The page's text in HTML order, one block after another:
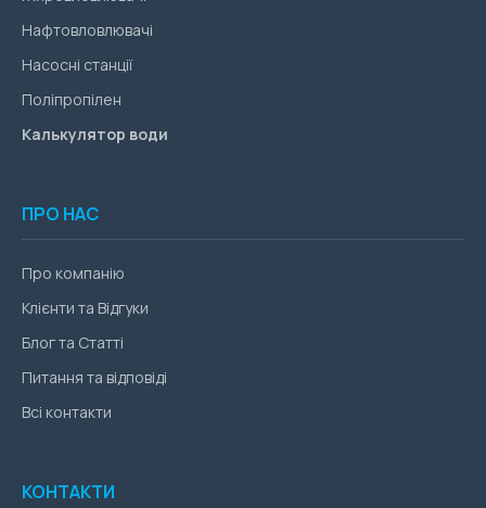
Нафтовловлювачі
Насосні станції
Поліпропілен
Калькулятор води
ПРО НАС
Про компанію
Клієнти та Відгуки
Блог та Статті
Питання та відповіді
Всі контакти
КОНТАКТИ